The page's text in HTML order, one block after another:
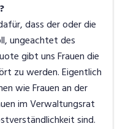
dass der oder die
ungeachtet des
gibt uns Frauen die
zu werden. Eigentlich
wie Frauen an der
im Verwaltungsrat
sind.